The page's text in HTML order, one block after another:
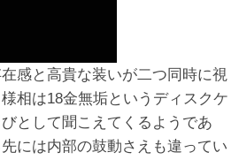
感と高貴な装いが二つ同時に視
相は18金無垢というディスクケ
として聞こえてくるようであ
には内部の鼓動さえも違ってい